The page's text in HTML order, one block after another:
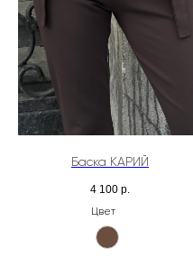
Баска КАРИЙ
4 100 р.
Цвет